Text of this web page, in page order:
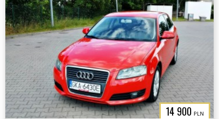
14 900 PLN